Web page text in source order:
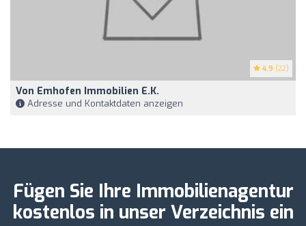
4.9 (22)
Von Emhofen Immobilien E.K.
Adresse und Kontaktdaten anzeigen
Fügen Sie Ihre Immobilienagentur
kostenlos in unser Verzeichnis ein